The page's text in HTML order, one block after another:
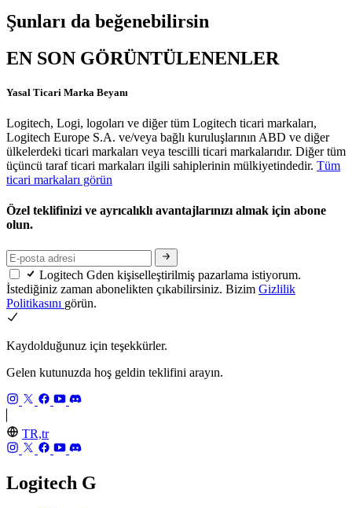
Şunları da beğenebilirsin
EN SON GÖRÜNTÜLENENLER
Yasal Ticari Marka Beyanı
Logitech, Logi, logoları ve diğer tüm Logitech ticari markaları,
Logitech Europe S.A. ve/veya bağlı kuruluşlarının ABD ve diğer
ülkelerdeki ticari markaları veya tescilli ticari markalarıdır. Diğer tüm
üçüncü taraf ticari markaları ilgili sahiplerinin mülkiyetindedir. Tüm
ticari markaları görün
Özel teklifinizi ve ayrıcalıklı avantajlarınızı almak için abone
olun.
Logitech Gden kişiselleştirilmiş pazarlama istiyorum.
İstediğiniz zaman abonelikten çıkabilirsiniz. Bizim Gizlilik
Politikasını görün.
Kaydolduğunuz için teşekkürler.
Gelen kutunuzda hoş geldin teklifini arayın.
TR,tr
Logitech G